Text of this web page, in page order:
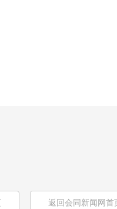
返回会同新闻网首